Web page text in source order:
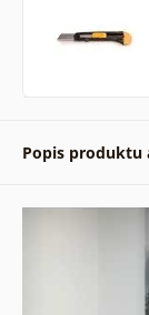
Popis produktu